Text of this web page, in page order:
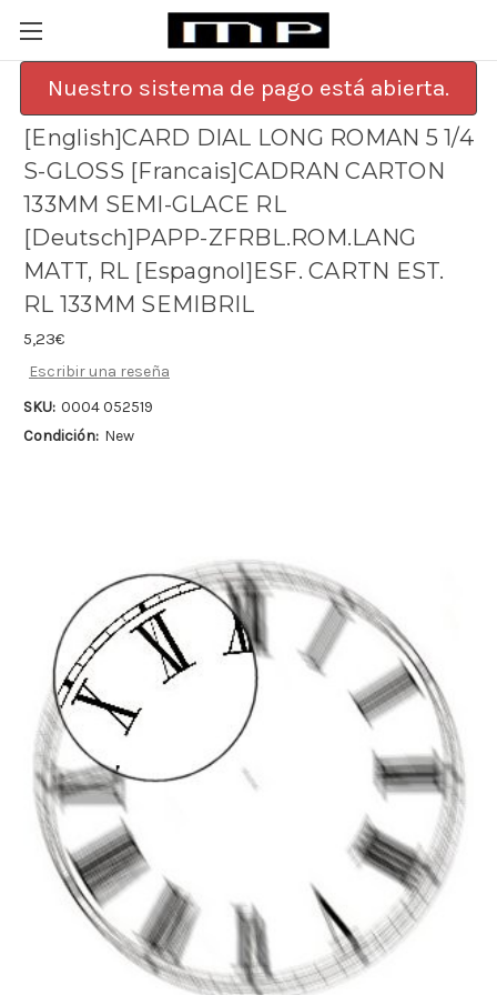
Nuestro sistema de pago está abierta.
[English]CARD DIAL LONG ROMAN 5 1/4
S-GLOSS [Francais]CADRAN CARTON
133MM SEMI-GLACE RL
[Deutsch]PAPP-ZFRBL.ROM.LANG
MATT, RL [Espagnol]ESF. CARTN EST.
RL 133MM SEMIBRIL
5,23€
Escribir una reseña
SKU: 0004 052519
Condición: New